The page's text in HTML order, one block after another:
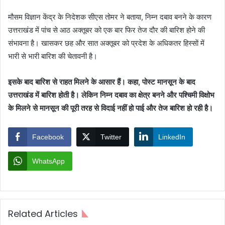
मौसम विज्ञान केंद्र के निदेशक सीएस तोमर ने बताया, निम्न दबाव बनने के कारण
उत्तराखंड में पांच से आठ अक्तूबर को एक बार फिर तेज दौर की बारिश होने की
संभावना है। खासकर छह और सात अक्तूबर को प्रदेश के अधिकतर हिस्साें में
भारी से भारी बारिश की चेतावनी है।
इसके बाद बारिश से राहत मिलने के आसार हैं। कहा, पोस्ट मानसून के बाद
उत्तराखंड में बारिश होती है। लेकिन निम्न दबाव का क्षेत्र बनने और पश्चिमी विक्षोभ
के मिलने से मानसून की पूरी तरह से विदाई नहीं हो पाई और तेज बारिश हो रही है।
Facebook Twitter LinkedIn
WhatsApp
Related Articles